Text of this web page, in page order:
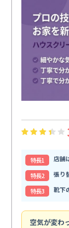
特⻑1
店舗
特⻑2
張り
特⻑3
靴下
空気が変わ